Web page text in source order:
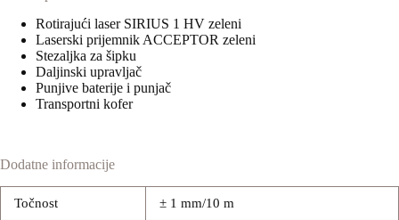
Rotirajući laser SIRIUS 1 HV zeleni
Laserski prijemnik ACCEPTOR zeleni
Stezaljka za šipku
Daljinski upravljač
Punjive baterije i punjač
Transportni kofer
Dodatne informacije
Točnost ± 1 mm/10 m